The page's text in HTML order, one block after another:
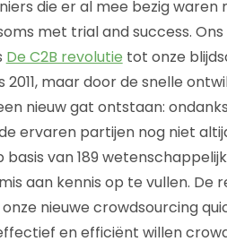
die er al mee bezig waren
met trial and success.
De C2B revolutie tot onze
maar door de snelle
nieuw gat ontstaan:
ervaren partijen nog niet
van 189
aan kennis op te vullen. De
nieuwe crowdsourcing
en efficiënt willen